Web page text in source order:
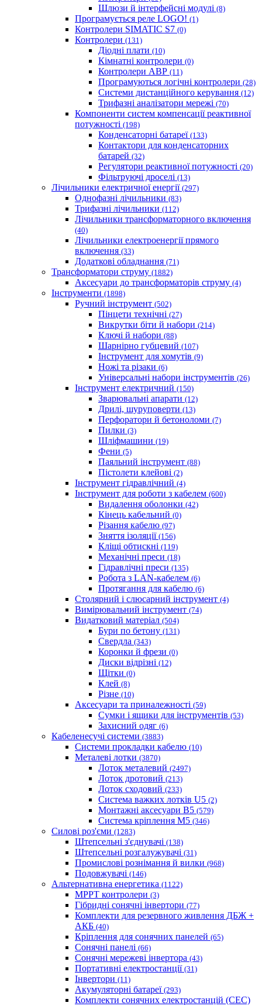
Шлюзи й інтерфейсні модулі (8)
Програмується реле LOGO! (1)
Контролери SIMATIC S7 (0)
Контролери (131)
Діодні плати (10)
Кімнатні контролери (0)
Контролери АВР (11)
Програмуються логічні контролери (28)
Системи дистанційного керування (12)
Трифазні аналізатори мережі (70)
Компоненти систем компенсації реактивної
потужності (198)
Конденсаторні батареї (133)
Контактори для конденсаторних
батарей (32)
Регулятори реактивної потужності (20)
Фільтруючі дроселі (13)
Лічильники електричної енергії (297)
Однофазні лічильники (83)
Трифазні лічильники (112)
Лічильники трансформаторного включення
(40)
Лічильники електроенергії прямого
включення (33)
Додаткові обладнання (71)
Трансформатори струму (1882)
Аксесуари до трансформаторів струму (4)
Інструменти (1898)
Ручний інструмент (502)
Пінцети технічні (27)
Викрутки біти й набори (214)
Ключі й набори (88)
Шарнірно губцевий (107)
Iнструмент для хомутів (9)
Ножі та різаки (6)
Універсальні набори інструментів (26)
Інструмент електричний (150)
Зварювальні апарати (12)
Дрилі, шуруповерти (13)
Перфоратори й бетоноломи (7)
Пилки (3)
Шліфмашини (19)
Фени (5)
Паяльний інструмент (88)
Пістолети клейові (2)
Інструмент гідравлічний (4)
Інструмент для роботи з кабелем (600)
Видалення оболонки (42)
Кінець кабельний (0)
Різання кабелю (97)
Зняття ізоляції (156)
Кліщі обтискні (119)
Механічні преси (18)
Гідравлічні преси (135)
Робота з LAN-кабелем (6)
Протягання для кабелю (6)
Столярний і слюсарний інструмент (4)
Вимірювальний інструмент (74)
Видатковий матеріал (504)
Бури по бетону (131)
Свердла (343)
Коронки й фрези (0)
Диски відрізні (12)
Щітки (0)
Клей (8)
Різне (10)
Аксесуари та приналежності (59)
Cумки і ящики для інструментів (53)
Захисний одяг (6)
Кабеленесучі системи (3883)
Системи прокладки кабелю (10)
Металеві лотки (3870)
Лоток металевий (2497)
Лоток дротовий (213)
Лоток сходовий (233)
Система важких лотків U5 (2)
Монтажні аксесуари B5 (579)
Система кріплення M5 (346)
Силові роз'єми (1283)
Штепсельні з'єднувачі (138)
Штепсельні розгалужувачі (31)
Промислові рознімання й вилки (968)
Подовжувачі (146)
Альтернативна енергетика (1122)
MPPT контролери (3)
Гібридні сонячні інвертори (77)
Комплекти для резервного живлення ДБЖ +
АКБ (40)
Кріплення для сонячних панелей (65)
Сонячні панелі (66)
Сонячні мережеві інвертора (43)
Портативні електростанції (31)
Iнвертори (11)
Акумуляторні батареї (293)
Комплекти сонячних електростанцій (СЕС)